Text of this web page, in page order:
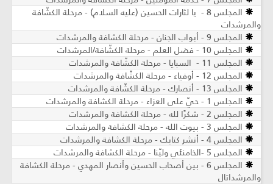
المجلس 8 - يا لثارات الحسين (عليه السلام) - مرحلة الكشّافة
والمرشدات
المجلس 9 - أبواب الجنان - مرحلة الكشافة والمرشدات
المجلس 10 - فضل العلم - مرحلة الكشّافة/المرشدات
المجلس 11 - السبايا - مرحلة الكشّافة والمرشدات
المجلس 12 - أوفياء - مرحلة الكشّافة والمرشدات
المجلس 13 - أنصارك - مرحلة الكشّافة والمرشدات
المجلس 1 - حيّ على العزاء - مرحلة الكشافة والمرشدات
المجلس 2 - شكرًا لله - مرحلة الكشافة والمرشدات
المجلس 3 - بيوت الله - مرحلة الكشافة والمرشدات
المجلس 4 - أنشر كتابك - مرحلة الكشافة والمرشدات
المجلس 5 -الخامنئي وليّنا - مرحلة الكشافة والمرشدات
المجلس 6 - بين أصحاب الحسين وأنصار المهدي - مرحلة الكشافة
والمرشداتال